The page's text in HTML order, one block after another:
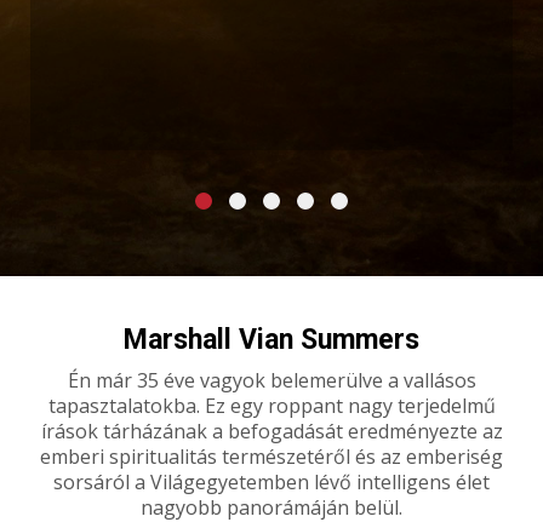
Marshall Vian Summers
Én már 35 éve vagyok belemerülve a vallásos
tapasztalatokba. Ez egy roppant nagy terjedelmű
írások tárházának a befogadását eredményezte az
emberi spiritualitás természetéről és az emberiség
sorsáról a Világegyetemben lévő intelligens élet
nagyobb panorámáján belül.